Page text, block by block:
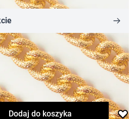
Dostępność:bardzo niska
Dodaj do koszyka